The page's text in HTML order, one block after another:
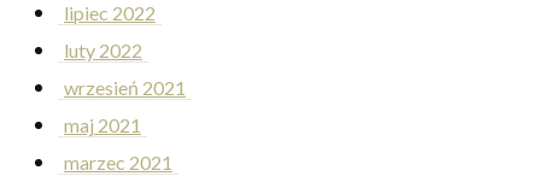
lipiec 2022
luty 2022
wrzesień 2021
maj 2021
marzec 2021